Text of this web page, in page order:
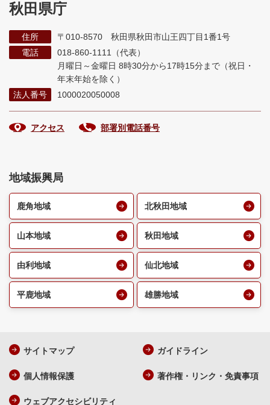
秋田県庁
住所
〒010-8570 秋田県秋田市山王四丁目1番1号
電話
018-860-1111（代表）
月曜日～金曜日 8時30分から17時15分まで （祝日・
年末年始を除く）
法人番号
1000020050008
アクセス 部署別電話番号
地域振興局
鹿角地域 北秋田地域
山本地域 秋田地域
由利地域 仙北地域
平鹿地域 雄勝地域
サイトマップ ガイドライン
個人情報保護 著作権・リンク・免責事項
ウェブアクセシビリティ